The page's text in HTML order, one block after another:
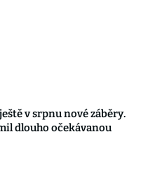
v srpnu nové záběry.
dlouho očekávanou